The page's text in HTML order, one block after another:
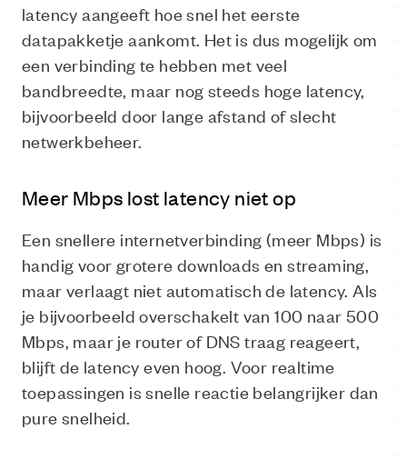
latency aangeeft hoe snel het eerste
datapakketje aankomt. Het is dus mogelijk om
een verbinding te hebben met veel
bandbreedte, maar nog steeds hoge latency,
bijvoorbeeld door lange afstand of slecht
netwerkbeheer.
Meer Mbps lost latency niet op
Een snellere internetverbinding (meer Mbps) is
handig voor grotere downloads en streaming,
maar verlaagt niet automatisch de latency. Als
je bijvoorbeeld overschakelt van 100 naar 500
Mbps, maar je router of DNS traag reageert,
blijft de latency even hoog. Voor realtime
toepassingen is snelle reactie belangrijker dan
pure snelheid.